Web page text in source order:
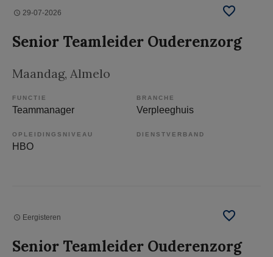
29-07-2026
Senior Teamleider Ouderenzorg
Maandag, Almelo
FUNCTIE
Teammanager
BRANCHE
Verpleeghuis
OPLEIDINGSNIVEAU
HBO
DIENSTVERBAND
Eergisteren
Senior Teamleider Ouderenzorg